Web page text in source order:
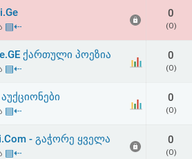
▤⇠
0
(0)
ქართული პოეზია
▤⇠
0
(0)
▤⇠
0
(0)
- გაჭორე ყველა
▤⇠
0
(0)